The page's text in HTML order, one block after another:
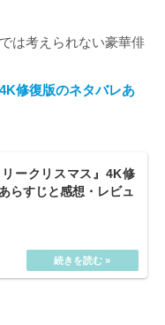
は考えられない豪華俳
修復版のネタバレあ
ークリスマス』4K修
らすじと感想・レビュ